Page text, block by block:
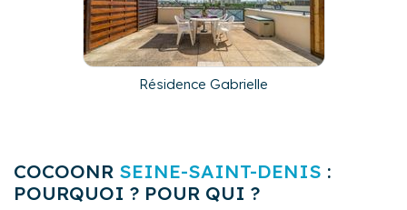
Résidence Gabrielle
COCOONR SEINE-SAINT-DENIS :
POURQUOI ? POUR QUI ?